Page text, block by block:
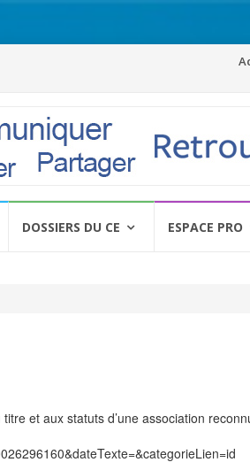
DOSSIERS DU CE ESPACE PRO
et aux statuts d’une association